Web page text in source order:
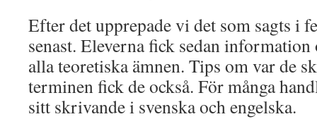
Efter det upprepade vi det som sagts i
senast. Eleverna fick sedan
alla teoretiska ämnen. Tips om var de
terminen fick de också. För många
sitt skrivande i svenska och engelska.